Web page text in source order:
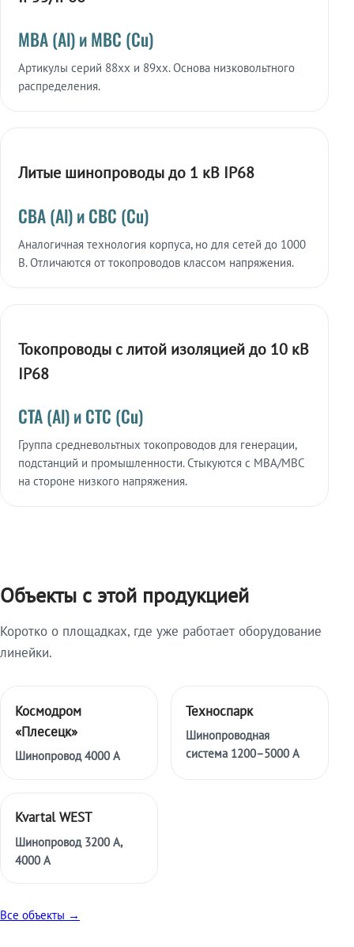
МВА (Al) и МВС (Cu)
Артикулы серий 88xx и 89xx. Основа низковольтного
распределения.
Литые шинопроводы до 1 кВ IP68
СВА (Al) и СВС (Cu)
Аналогичная технология корпуса, но для сетей до 1000
В. Отличаются от токопроводов классом напряжения.
Токопроводы с литой изоляцией до 10 кВ
IP68
СТА (Al) и СТС (Cu)
Группа средневольтных токопроводов для генерации,
подстанций и промышленности. Стыкуются с МВА/МВС
на стороне низкого напряжения.
Объекты с этой продукцией
Коротко о площадках, где уже работает оборудование
линейки.
Космодром
«Плесецк»
Шинопровод 4000 А
Техноспарк
Шинопроводная
система 1200–5000 А
Kvartal WEST
Шинопровод 3200 А,
4000 А
Все объекты →